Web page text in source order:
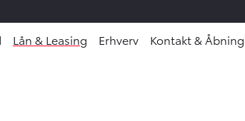
Lån & Leasing Erhverv Kontakt &